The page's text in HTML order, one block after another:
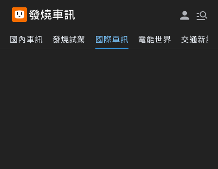
國內車訊 發燒試駕 國際車訊 電能世界 交通新訊